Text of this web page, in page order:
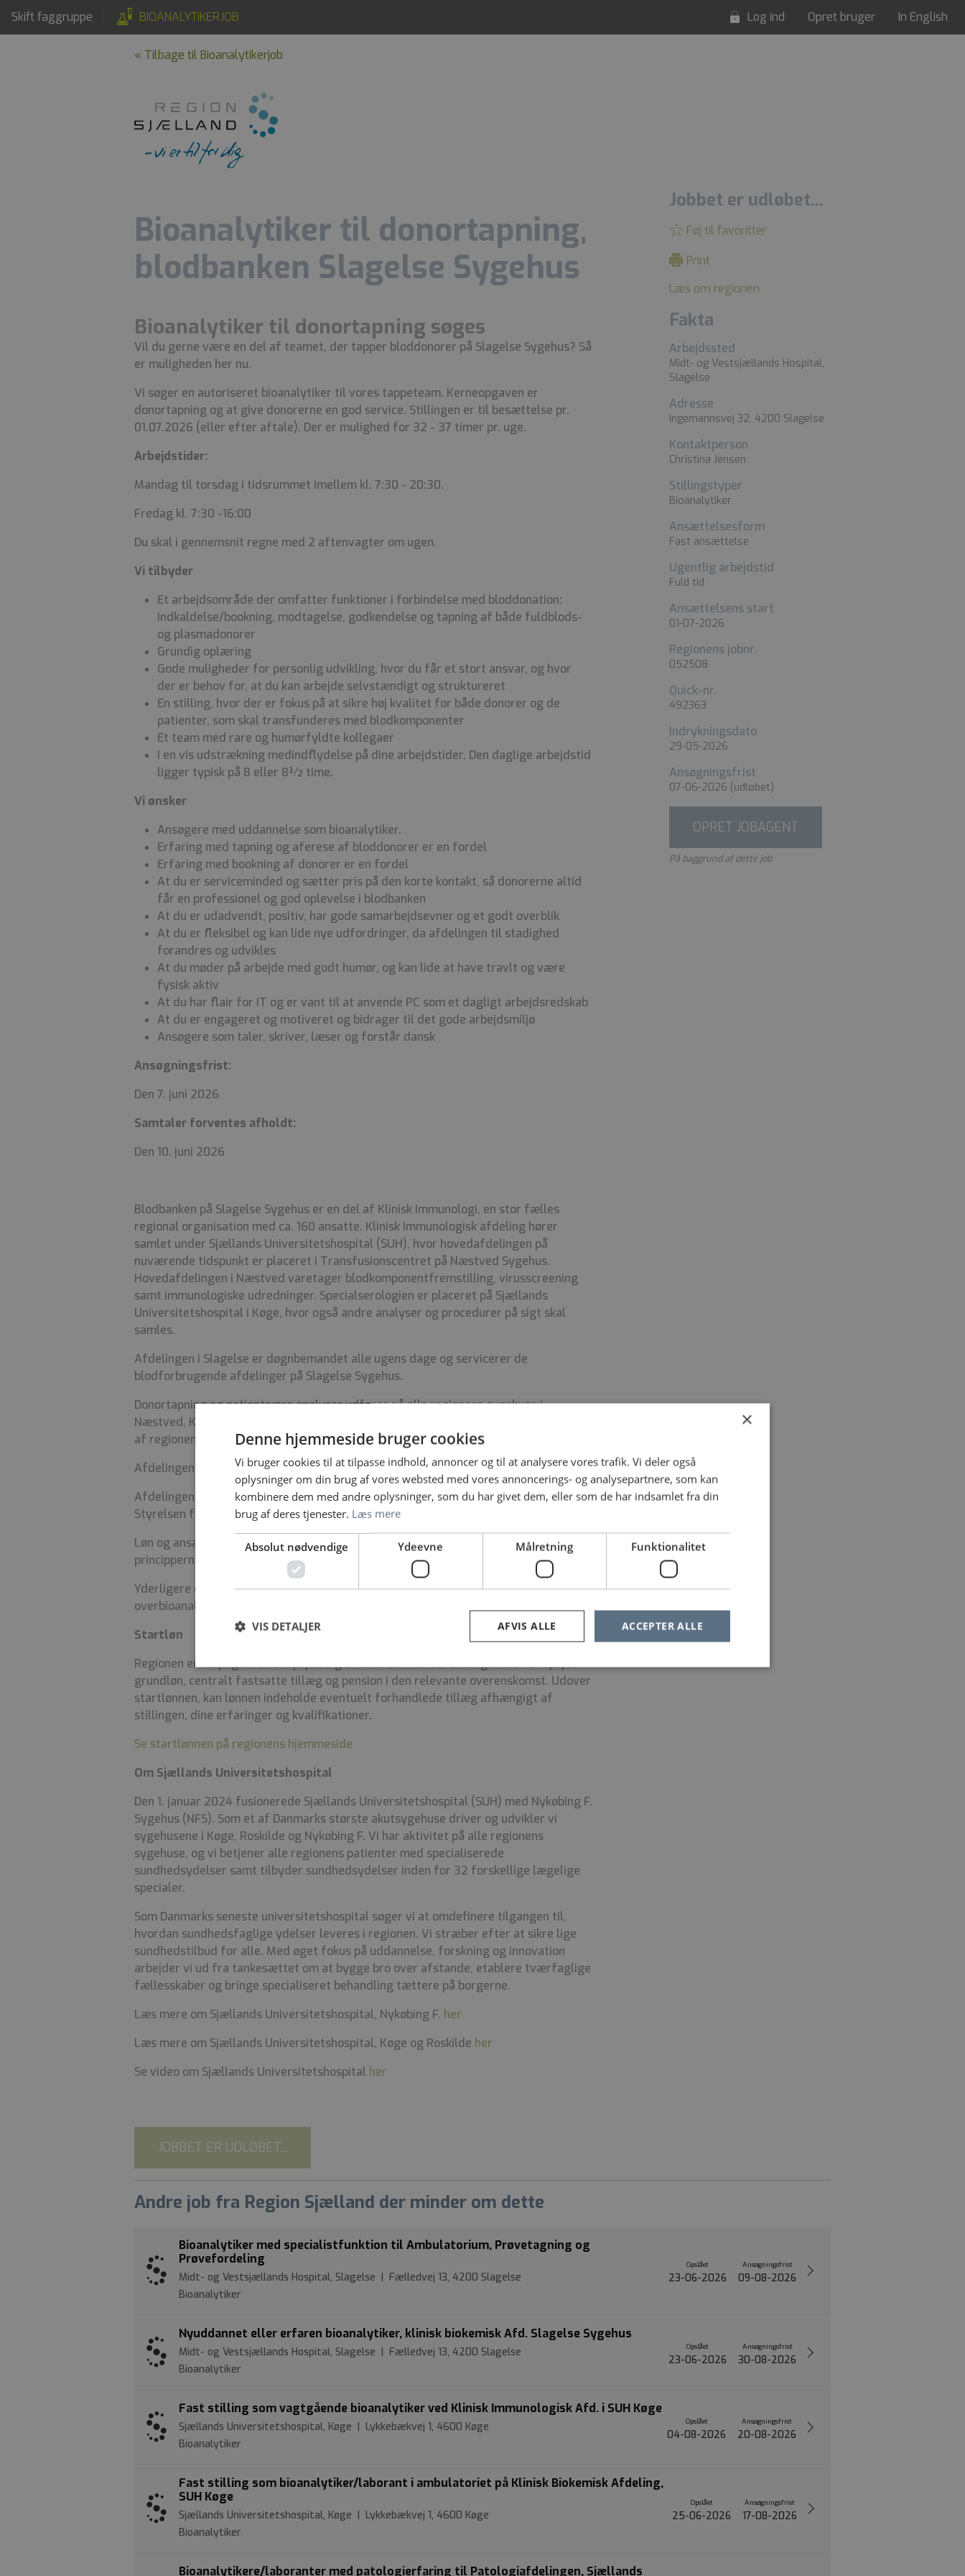
Skift faggruppe BIOANALYTIKERJOB Log ind Opret bruger In English
« Tilbage til Bioanalytikerjob
Bioanalytiker til donortapning,
blodbanken Slagelse Sygehus
Bioanalytiker til donortapning søges
Vil du gerne være en del af teamet, der tapper bloddonorer på Slagelse Sygehus? Så
er muligheden her nu.
Vi søger en autoriseret bioanalytiker til vores tappeteam. Kerneopgaven er
donortapning og at give donorerne en god service. Stillingen er til besættelse pr.
01.07.2026 (eller efter aftale). Der er mulighed for 32 - 37 timer pr. uge.
Arbejdstider:
Mandag til torsdag i tidsrummet imellem kl. 7:30 - 20:30.
Fredag kl. 7:30 -16:00
Du skal i gennemsnit regne med 2 aftenvagter om ugen.
Vi tilbyder
Et arbejdsområde der omfatter funktioner i forbindelse med bloddonation:
Indkaldelse/bookning, modtagelse, godkendelse og tapning af både fuldblods-
og plasmadonorer
Grundig oplæring
Gode muligheder for personlig udvikling, hvor du får et stort ansvar, og hvor
der er behov for, at du kan arbejde selvstændigt og struktureret
En stilling, hvor der er fokus på at sikre høj kvalitet for både donorer og de
patienter, som skal transfunderes med blodkomponenter
Et team med rare og humørfyldte kollegaer
I en vis udstrækning medindflydelse på dine arbejdstider. Den daglige arbejdstid
ligger typisk på 8 eller 8½ time.
Vi ønsker
Ansøgere med uddannelse som bioanalytiker.
Erfaring med tapning og aferese af bloddonorer er en fordel
Erfaring med bookning af donorer er en fordel
At du er serviceminded og sætter pris på den korte kontakt, så donorerne altid
får en professionel og god oplevelse i blodbanken
At du er udadvendt, positiv, har gode samarbejdsevner og et godt overblik
At du er fleksibel og kan lide nye udfordringer, da afdelingen til stadighed
forandres og udvikles
At du møder på arbejde med godt humør, og kan lide at have travlt og være
fysisk aktiv
At du har flair for IT og er vant til at anvende PC som et dagligt arbejdsredskab
At du er engageret og motiveret og bidrager til det gode arbejdsmiljø
Ansøgere som taler, skriver, læser og forstår dansk
Ansøgningsfrist:
Den 7. juni 2026
Samtaler forventes afholdt:
Den 10. juni 2026
Blodbanken på Slagelse Sygehus er en del af Klinisk Immunologi, en stor fælles
regional organisation med ca. 160 ansatte. Klinisk Immunologisk afdeling hører
samlet under Sjællands Universitetshospital (SUH), hvor hovedafdelingen på
nuværende tidspunkt er placeret i Transfusionscentret på Næstved Sygehus.
Hovedafdelingen i Næstved varetager blodkomponentfremstilling, virusscreening
samt immunologiske udredninger. Specialserologien er placeret på Sjællands
Universitetshospital i Køge, hvor også andre analyser og procedurer på sigt skal
samles.
Afdelingen i Slagelse er døgnbemandet alle ugens dage og servicerer de
blodforbrugende afdelinger på Slagelse Sygehus.
Donortapning og patientnære analyser udføres på alle regionens sygehuse i
Næstved, Køge, Holbæk, Nykøbing F, Roskilde og Slagelse. Derudover tappes en del
af regionens bloddonorer i den mobile enhed, der kører rundt i hele Region Sjælland.
Afdelingen er uddannelsesaktiv, og vi har bioanalytikerstuderende på afdelingen.
Afdelingen er akkrediteret af DANAK efter DS/ISO 15189 og inspiceres bl.a. af
Styrelsen for patientsikkerhed i forhold til blodforsynings- og vævsloven.
Løn og ansættelsesvilkår i henhold til gældende aftale/overenskomst og
principperne om ny løn.
Yderligere oplysninger om stillingen og funktionsbeskrivelse fås ved henvendelse til
overbioanalytiker Christina Jensen, Tlf.: 21 29 10 33
Startløn
Regionen er forpligtet til at oplyse dig om startlønnen for stillingen. Du får oplyst
grundløn, centralt fastsatte tillæg og pension i den relevante overenskomst. Udover
startlønnen, kan lønnen indeholde eventuelt forhandlede tillæg afhængigt af
stillingen, dine erfaringer og kvalifikationer.
Se startlønnen på regionens hjemmeside
Om Sjællands Universitetshospital
Den 1. januar 2024 fusionerede Sjællands Universitetshospital (SUH) med Nykøbing F.
Sygehus (NFS). Som et af Danmarks største akutsygehuse driver og udvikler vi
sygehusene i Køge, Roskilde og Nykøbing F. Vi har aktivitet på alle regionens
sygehuse, og vi betjener alle regionens patienter med specialiserede
sundhedsydelser samt tilbyder sundhedsydelser inden for 32 forskellige lægelige
specialer.
Som Danmarks seneste universitetshospital søger vi at omdefinere tilgangen til,
hvordan sundhedsfaglige ydelser leveres i regionen. Vi stræber efter at sikre lige
sundhedstilbud for alle. Med øget fokus på uddannelse, forskning og innovation
arbejder vi ud fra tankesættet om at bygge bro over afstande, etablere tværfaglige
fællesskaber og bringe specialiseret behandling tættere på borgerne.
Læs mere om Sjællands Universitetshospital, Nykøbing F. her
Læs mere om Sjællands Universitetshospital, Køge og Roskilde her
Se video om Sjællands Universitetshospital her
JOBBET ER UDLØBET...
Jobbet er udløbet...
Føj til favoritter
Print
Læs om regionen
Fakta
Arbejdssted
Midt- og Vestsjællands Hospital,
Slagelse
Adresse
Ingemannsvej 32, 4200 Slagelse
Kontaktperson
Christina Jensen
Stillingstyper
Bioanalytiker
Ansættelsesform
Fast ansættelse
Ugentlig arbejdstid
Fuld tid
Ansættelsens start
01-07-2026
Regionens jobnr.
052508
Quick-nr.
492363
Indrykningsdato
29-05-2026
Ansøgningsfrist
07-06-2026 (udløbet)
OPRET JOBAGENT
På baggrund af dette job
Andre job fra Region Sjælland der minder om dette
Bioanalytiker med specialistfunktion til Ambulatorium, Prøvetagning og
Prøvefordeling
Midt- og Vestsjællands Hospital, Slagelse | Fælledvej 13, 4200 Slagelse
Bioanalytiker
Opslået
23-06-2026
Ansøgningsfrist
09-08-2026
Nyuddannet eller erfaren bioanalytiker, klinisk biokemisk Afd. Slagelse Sygehus
Midt- og Vestsjællands Hospital, Slagelse | Fælledvej 13, 4200 Slagelse
Bioanalytiker
Opslået
23-06-2026
Ansøgningsfrist
30-08-2026
Fast stilling som vagtgående bioanalytiker ved Klinisk Immunologisk Afd. i SUH Køge
Sjællands Universitetshospital, Køge | Lykkebækvej 1, 4600 Køge
Bioanalytiker
Opslået
04-08-2026
Ansøgningsfrist
20-08-2026
Fast stilling som bioanalytiker/laborant i ambulatoriet på Klinisk Biokemisk Afdeling,
SUH Køge
Sjællands Universitetshospital, Køge | Lykkebækvej 1, 4600 Køge
Bioanalytiker
Opslået
25-06-2026
Ansøgningsfrist
17-08-2026
Bioanalytikere/laboranter med patologierfaring til Patologiafdelingen, Sjællands
×
Denne hjemmeside bruger cookies
Vi bruger cookies til at tilpasse indhold, annoncer og til at analysere vores trafik. Vi deler også
oplysninger om din brug af vores websted med vores annoncerings- og analysepartnere, som kan
kombinere dem med andre oplysninger, som du har givet dem, eller som de har indsamlet fra din
brug af deres tjenester. Læs mere
Absolut nødvendige Ydeevne Målretning Funktionalitet
ACCEPTER ALLE
AFVIS ALLE
VIS DETALJER